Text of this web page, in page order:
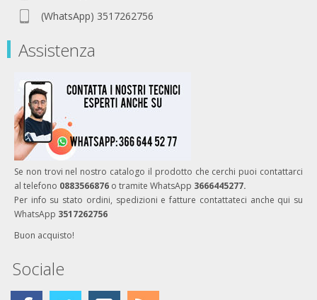
(WhatsApp) 3517262756
Assistenza
Se non trovi nel nostro catalogo il prodotto che cerchi puoi contattarci
al telefono 0883566876 o tramite WhatsApp 3666445277.
Per info su stato ordini, spedizioni e fatture contattateci anche qui su
WhatsApp 3517262756
Buon acquisto!
Sociale